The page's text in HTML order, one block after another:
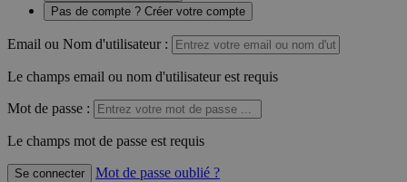
Pas de compte ? Créer votre compte
Email ou Nom d'utilisateur :
Le champs email ou nom d'utilisateur est requis
Mot de passe :
Le champs mot de passe est requis
Se connecter
Mot de passe oublié ?